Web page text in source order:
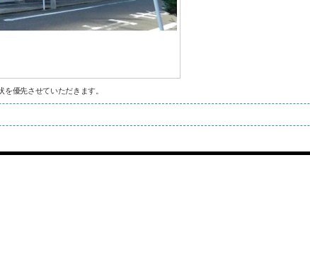
優先させていただきます。